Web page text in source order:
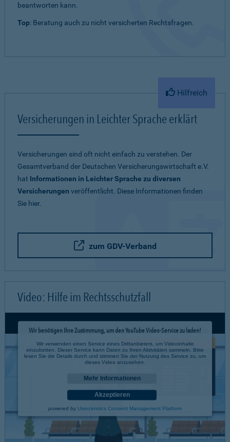
beantworten kann.
Top: Beratung auch zu nicht versicherten Rechtsfragen.
Hilfreich
Versicherungen in Leichter Sprache erklärt
Versicherungen sind oft nicht einfach zu verstehen. Der
Gesamtverband der Deutschen Versicherungswirtschaft e.V.
hat Informationen in Leichter Sprache zu diversen
Versicherungen veröffentlicht. Diese Informationen finden
Sie hier.
zum GDV-Verband
Video: Hilfe im Rechtsschutzfall
Wir benötigen Ihre Zustimmung, um den YouTube Video-Service zu laden!
Wir verwenden einen Service eines Drittanbieters, um Videoinhalte
einzubetten. Dieser Service kann Daten zu Ihren Aktivitäten sammeln. Bitte
lesen Sie die Details durch und stimmen Sie der Nutzung des Service zu, um
dieses Video anzusehen.
Mehr Informationen
Akzeptieren
powered by Usercentrics Consent Management Platform